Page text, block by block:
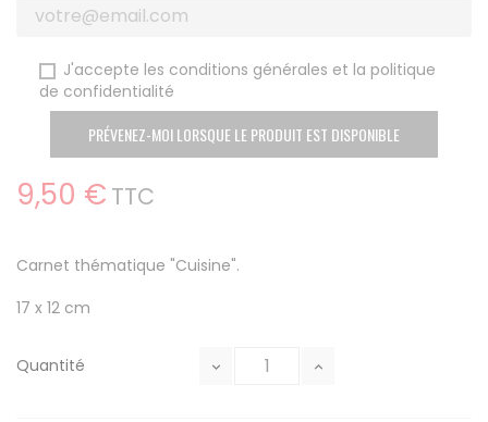
J'accepte les conditions générales et la politique
de confidentialité
PRÉVENEZ-MOI LORSQUE LE PRODUIT EST DISPONIBLE
9,50 € TTC
Carnet thématique "Cuisine".
17 x 12 cm
Quantité